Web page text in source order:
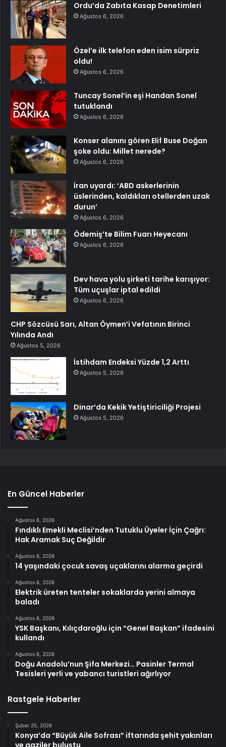
Ordu’da Zabıta Kasap Denetimleri
Ağustos 6, 2026
Özel’e ilk telefon eden isim sürpriz
oldu!
Ağustos 6, 2026
Tuncay Sonel’in eşi Handan Sonel
tutuklandı
Ağustos 6, 2026
Konser alanını gören Elif Buse Doğan
şoke oldu: Millet nerede?
Ağustos 6, 2026
İran uyardı: ‘ABD askerlerinin
üslerinden, kaldıkları otellerden uzak
durun’
Ağustos 6, 2026
Ödemiş’te Bilim Fuarı Heyecanı
Ağustos 6, 2026
Dev hava yolu şirketi tarihe karışıyor:
Tüm uçuşlar iptal edildi
Ağustos 6, 2026
CHP Sözcüsü Sarı, Altan Öymen’i Vefatının Birinci
Yılında Andı
Ağustos 5, 2026
İstihdam Endeksi Yüzde 1,2 Arttı
Ağustos 5, 2026
Dinar’da Kekik Yetiştiriciliği Projesi
Ağustos 5, 2026
En Güncel Haberler
Ağustos 6, 2026
Fındıklı Emekli Meclisi’nden Tutuklu Üyeler İçin Çağrı:
Hak Aramak Suç Değildir
Ağustos 6, 2026
14 yaşındaki çocuk savaş uçaklarını alarma geçirdi
Ağustos 6, 2026
Elektrik üreten tenteler sokaklarda yerini almaya
baladı
Ağustos 6, 2026
YSK Başkanı, Kılıçdaroğlu için “Genel Başkan” ifadesini
kullandı
Ağustos 6, 2026
Doğu Anadolu’nun Şifa Merkezi… Pasinler Termal
Tesisleri yerli ve yabancı turistleri ağırlıyor
Rastgele Haberler
Şubat 25, 2026
Konya’da “Büyük Aile Sofrası” iftarında şehit yakınları
ve gaziler buluştu